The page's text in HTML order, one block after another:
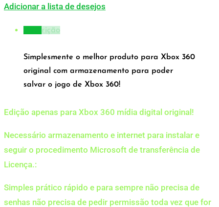
Adicionar a lista de desejos
Descrição
Simplesmente o melhor produto para Xbox 360
original com armazenamento para poder
salvar o jogo de Xbox 360!
Edição apenas para Xbox 360 mídia digital original!
Necessário armazenamento e internet para instalar e
seguir o procedimento Microsoft de transferência de
Licença.:
Simples prático rápido e para sempre não precisa de
senhas não precisa de pedir permissão toda vez que for